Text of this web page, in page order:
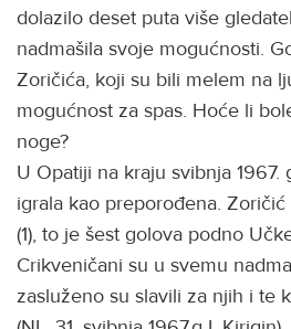
dolazilo deset puta više
nadmašila svoje mogućnosti.
Zoričića, koji su bili melem na
mogućnost za spas. Hoće li
noge?
U Opatiji na kraju svibnja 1967.
igrala kao preporođena. Zoričić
(1), to je šest golova podno
Crikveničani su u svemu
zasluženo su slavili za njih i te